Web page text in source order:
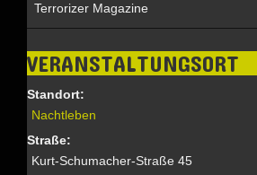
Terrorizer Magazine
VERANSTALTUNGSORT
Standort:
Nachtleben
Straße:
Kurt-Schumacher-Straße 45